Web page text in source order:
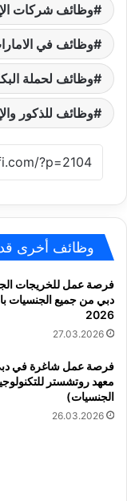
وظائف شركات
وظائف في
وظائف لحملة
وظائف للذكور
وظائف أخرى
فرصة عمل للخريجات
دبي من جميع الجنسيات
2026
27.03.2026
فرصة عمل شاغرة في
معهد روتشستر
الجنسيات)
26.03.2026